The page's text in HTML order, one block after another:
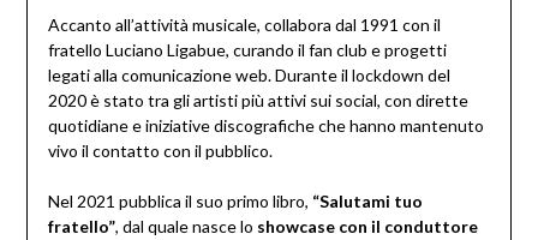
Accanto all’attività musicale, collabora dal 1991 con il
fratello Luciano Ligabue, curando il fan club e progetti
legati alla comunicazione web. Durante il lockdown del
2020 è stato tra gli artisti più attivi sui social, con dirette
quotidiane e iniziative discografiche che hanno mantenuto
vivo il contatto con il pubblico.
Nel 2021 pubblica il suo primo libro, “Salutami tuo
fratello”, dal quale nasce lo showcase con il conduttore